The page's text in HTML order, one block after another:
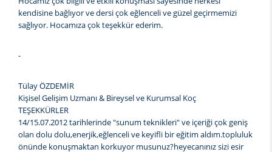
kendisine bağlıyor ve dersi çok eğlenceli ve güzel geçirmemizi
sağlıyor. Hocamıza çok teşekkür ederim.
-
Tülay ÖZDEMİR
Kişisel Gelişim Uzmanı & Bireysel ve Kurumsal Koç
TEŞEKKÜRLER
14/15.07.2012 tarihlerinde "sunum teknikleri" ve içeriği çok geniş
olan dolu dolu,enerjik,eğlenceli ve keyifli bir eğitim aldım.topluluk
önünde konuşmaktan korkuyor musunuz?heyecanınız sizi esir